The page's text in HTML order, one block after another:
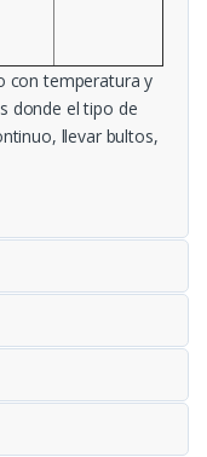
con temperatura y
donde el tipo de
llevar bultos,